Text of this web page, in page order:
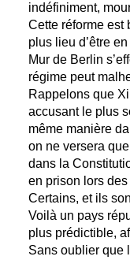
indéfiniment,
Cette réforme est
plus lieu d’être
Mur de Berlin
régime peut
Rappelons que
accusant le plus
même manière
on ne versera
dans la
en prison lors
Certains, et ils
Voilà un pays
plus prédictible,
Sans oublier que